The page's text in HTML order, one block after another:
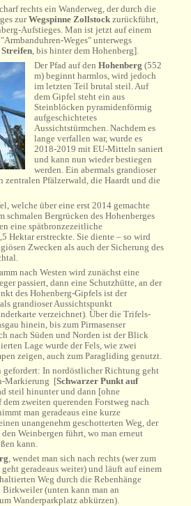
rechts ein Wanderweg, der durch die
zurWegspinne Zollstock zurückführt,
Aufstieges. Man ist jetzt auf einem
Weges" unterwegs
, bis hinter dem Hohenberg].
Der Pfad auf den Hohenberg (552
m) beginnt harmlos, wird jedoch
im letzten Teil brutal steil. Auf
dem Gipfel steht ein aus
Steinblöcken pyramidenförmig
aufgeschichtetes
Aussichtstürmchen. Nachdem es
lange verfallen war, wurde es
2018-2019 mit EU-Mitteln saniert
und kann nun wieder bestiegen
werden. Ein abermals grandioser
zentralen Pfälzerwald, die Haardt und die
welche über eine erst 2014 gemachte
Bergrücken des Hohenberges
eine spätbronzezeitliche
Hektar erstreckte. Sie diente – so wird
Zwecken als auch der Sicherung des
nach Westen wird zunächst eine
passiert, dann eine Schutzhütte, an der
des Hohenberg-Gipfels ist der
grandioser Aussichtspunkt
verzeichnet). Über die Trifels-
hinein, bis zum Pirmasenser
nach Süden und Norden ist der Blick
Lage wurde der Fels, wie zwei
zeigen, auch zum Paragliding genutzt.
In nordöstlicher Richtung geht
Markierung [Schwarzer Punkt auf
steil hinunter und dann [ohne
zweiten querenden Forstweg nach
man geradeaus eine kurze
unangenehm geschotterten Weg, der
Weinbergen führt, wo man erneut
kann.
, wendet man sich nach rechts (wer zum
geradeaus weiter) und läuft auf einem
Weg durch die Rebenhänge
(unten kann man an
Wanderparkplatz abkürzen).